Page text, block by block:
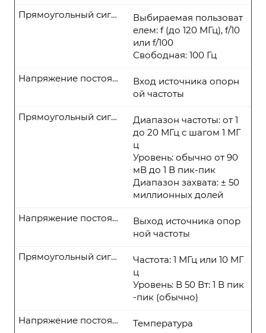
Выбираемая пользоват
елем: f (до 120 MГц), f/10
или f/100
Свободная: 100 Гц
Прямоугольный сигнал
Вход источника опорн
ой частоты
Напряжение постоянного тока
Диапазон частоты: от 1
до 20 МГц с шагом 1 МГ
ц
Уровень: обычно от 90
мВ до 1 В пик-пик
Диапазон захвата: ± 50
миллионных долей
Прямоугольный сигнал
Выход источника опор
ной частоты
Напряжение постоянного тока
Частота: 1 МГц или 10 МГ
ц
Уровень: В 50 Вт: 1 В пик
-пик (обычно)
Прямоугольный сигнал
Температура
Напряжение постоянного тока